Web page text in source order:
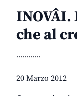
che al
............
20 Marzo 2012